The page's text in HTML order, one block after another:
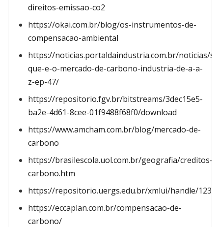
direitos-emissao-co2
https://okai.com.br/blog/os-instrumentos-de-
compensacao-ambiental
https://noticias.portaldaindustria.com.br/noticias/
que-e-o-mercado-de-carbono-industria-de-a-a-
z-ep-47/
https://repositorio.fgv.br/bitstreams/3dec15e5-
ba2e-4d61-8cee-01f9488f68f0/download
https://www.amcham.com.br/blog/mercado-de-
carbono
https://brasilescola.uol.com.br/geografia/creditos-
carbono.htm
https://repositorio.uergs.edu.br/xmlui/handle/
https://eccaplan.com.br/compensacao-de-
carbono/